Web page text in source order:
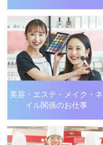
美容・エステ・メイク・ ネ
イル関係のお仕事